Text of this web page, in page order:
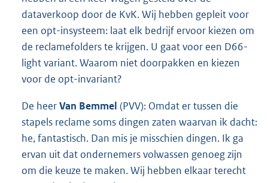
dataverkoop door de KvK. Wij hebben gepleit voor
een opt-insysteem: laat elk bedrijf ervoor kiezen om
de reclamefolders te krijgen. U gaat voor een D66-
light variant. Waarom niet doorpakken en kiezen
voor de opt-invariant?
De heerVan Bemmel (PVV): Omdat er tussen die
stapels reclame soms dingen zaten waarvan ik dacht:
he, fantastisch. Dan mis je misschien dingen. Ik ga
ervan uit dat ondernemers volwassen genoeg zijn
om die keuze te maken. Wij hebben elkaar terecht